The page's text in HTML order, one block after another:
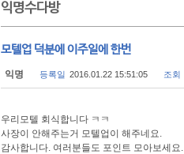
익명수다방
모텔업 덕분에 이주일에 한번
익명 등록일 2016.01.22 15:51:05 조회
우리모텔 회식합니다 ㅋㅋ
사장이 안해주는거 모텔업이 해주네요.
감사합니다. 여러분들도 포인트 모아보세요.